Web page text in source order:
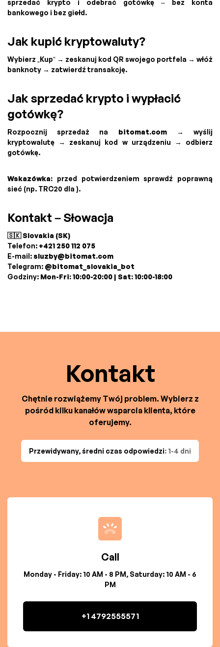
sprzedać krypto i odebrać gotówkę – bez konta
bankowego i bez giełd.
Jak kupić kryptowaluty?
Wybierz „Kup” → zeskanuj kod QR swojego portfela → włóż
banknoty → zatwierdź transakcję.
Jak sprzedać krypto i wypłacić
gotówkę?
Rozpocznij sprzedaż na bitomat.com→ wyślij
kryptowalutę → zeskanuj kod w urządzeniu → odbierz
gotówkę.
Wskazówka: przed potwierdzeniem sprawdź poprawną
sieć (np. TRC20 dla ).
Kontakt – Słowacja
🇸🇰 Slovakia (SK)
Telefon: +421 250 112 075
E-mail:sluzby@bitomat.com
Telegram: @bitomat_slovakia_bot
Godziny: Mon-Fri: 10:00-20:00 | Sat: 10:00-18:00
Kontakt
Chętnie rozwiążemy Twój problem. Wybierz z
pośród kilku kanałów wsparcia klienta, które
oferujemy.
Przewidywany, średni czas odpowiedzi: 1-4 dni
Call
Monday - Friday: 10 AM - 8 PM, Saturday: 10 AM - 6
PM
+1 4792555571